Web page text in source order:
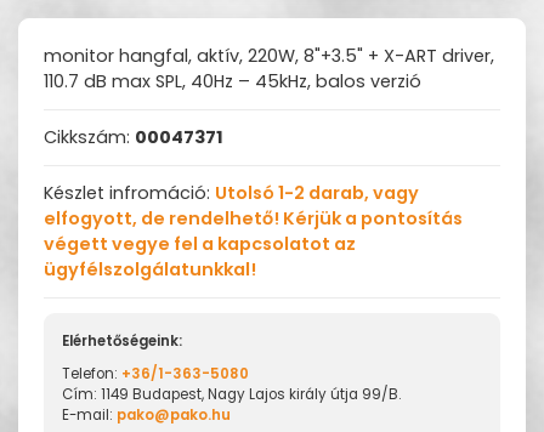
monitor hangfal, aktív, 220W, 8"+3.5" + X-ART driver,
110.7 dB max SPL, 40Hz – 45kHz, balos verzió
Cikkszám: 00047371
Készlet infromáció: Utolsó 1-2 darab, vagy
elfogyott, de rendelhető! Kérjük a pontosítás
végett vegye fel a kapcsolatot az
ügyfélszolgálatunkkal!
Elérhetőségeink:
Telefon: +36/1-363-5080
Cím: 1149 Budapest, Nagy Lajos király útja 99/B.
E-mail: pako@pako.hu